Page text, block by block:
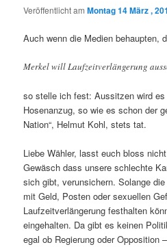
Veröffentlicht amMontag 14 März ,
Auch wenn die Medien behaupten,
Merkel will Laufzeitverlängerung
so stelle ich fest: Aussitzen wird es
Hosenanzug, so wie es schon der
Nation“, Helmut Kohl, stets tat.
Liebe Wähler, lasst euch bloss
Gewäsch dass unsere schlechte
sich gibt, verunsichern. Solange
mit Geld, Posten oder sexuellen
Laufzeitverlängerung festhalten
eingehalten. Da gibt es keinen
egal ob Regierung oder Opposition